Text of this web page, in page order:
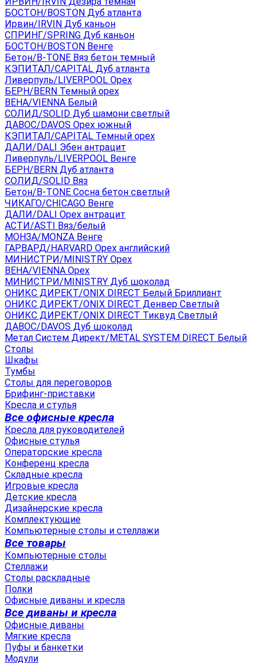
БОСТОН/BOSTON Дуб атланта
Ирвин/IRVIN Дуб каньон
СПРИНГ/SPRING Дуб каньон
БОСТОН/BOSTON Венге
Бетон/B-TONE Вяз бетон темный
КЭПИТАЛ/CAPITAL Дуб атланта
Ливерпуль/LIVERPOOL Орех
БЕРН/BERN Темный орех
ВЕНА/VIENNA Белый
СОЛИД/SOLID Дуб шамони светлый
ДАВОС/DAVOS Орех южный
КЭПИТАЛ/CAPITAL Темный орех
ДАЛИ/DALI Эбен антрацит
Ливерпуль/LIVERPOOL Венге
БЕРН/BERN Дуб атланта
СОЛИД/SOLID Вяз
Бетон/B-TONE Сосна бетон светлый
ЧИКАГО/CHICAGO Венге
ДАЛИ/DALI Орех антрацит
АСТИ/ASTI Вяз/белый
МОНЗА/MONZA Венге
ГАРВАРД/HARVARD Орех английский
МИНИСТРИ/MINISTRY Орех
ВЕНА/VIENNA Орех
МИНИСТРИ/MINISTRY Дуб шоколад
ОНИКС ДИРЕКТ/ONIX DIRECT Белый Бриллиант
ОНИКС ДИРЕКТ/ONIX DIRECT Денвер Светлый
ОНИКС ДИРЕКТ/ONIX DIRECT Тиквуд Светлый
ДАВОС/DAVOS Дуб шоколад
Метал Систем Директ/METAL SYSTEM DIRECT Белый
Столы
Шкафы
Тумбы
Столы для переговоров
Брифинг-приставки
Кресла и стулья
Все офисные кресла
Кресла для руководителей
Офисные стулья
Операторские кресла
Конференц кресла
Складные кресла
Игровые кресла
Детские кресла
Дизайнерские кресла
Комплектующие
Компьютерные столы и стеллажи
Все товары
Компьютерные столы
Стеллажи
Столы раскладные
Полки
Офисные диваны и кресла
Все диваны и кресла
Офисные диваны
Мягкие кресла
Пуфы и банкетки
Модули